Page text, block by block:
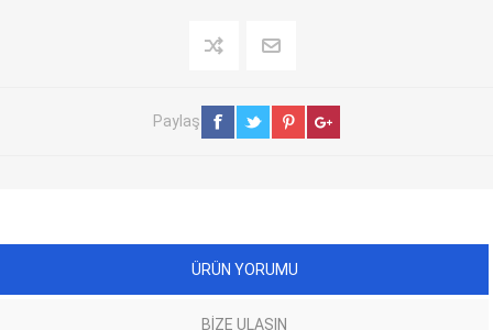
Paylaş
ÜRÜN YORUMU
BIZE ULAŞIN